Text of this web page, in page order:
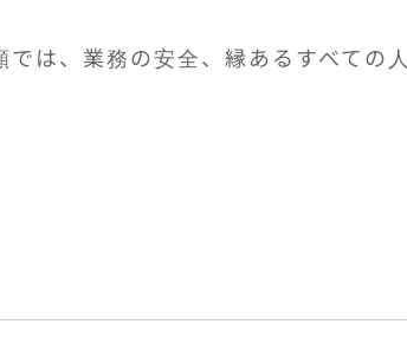
は、業務の安全、縁あるすべての